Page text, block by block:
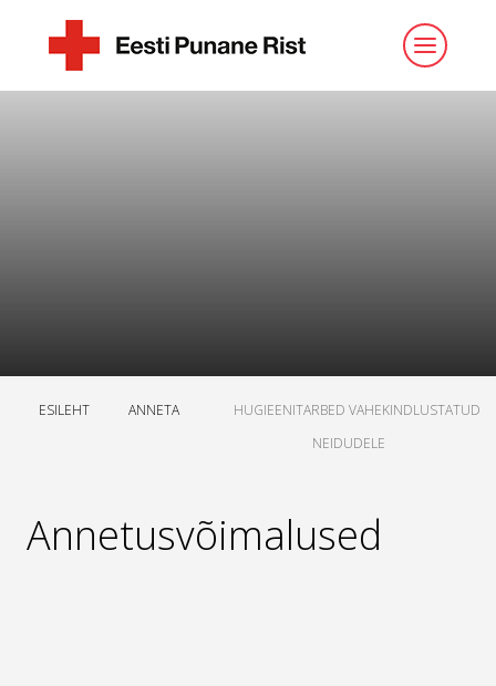
ESILEHT ANNETA
HUGIEENITARBED VAHEKINDLUSTATUD
NEIDUDELE
Annetusvõimalused